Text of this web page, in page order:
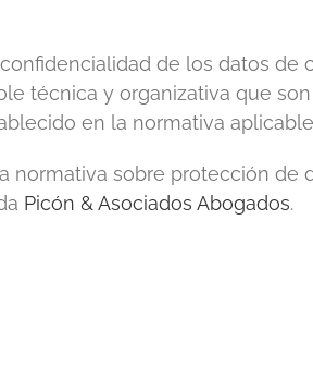
de los datos de
técnica y organizativa que
en la normativa
sobre protección de
Picón & Asociados Abogados.